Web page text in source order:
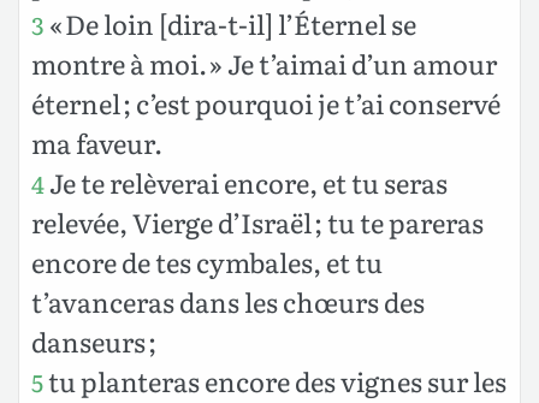
3 « De loin [dira-t-il] l’Éternel se
montre à moi. » Je t’aimai d’un amour
éternel ; c’est pourquoi je t’ai conservé
ma faveur.
4Je te relèverai encore, et tu seras
relevée, Vierge d’Israël ; tu te pareras
encore de tes cymbales, et tu
t’avanceras dans les chœurs des
danseurs ;
5tu planteras encore des vignes sur les